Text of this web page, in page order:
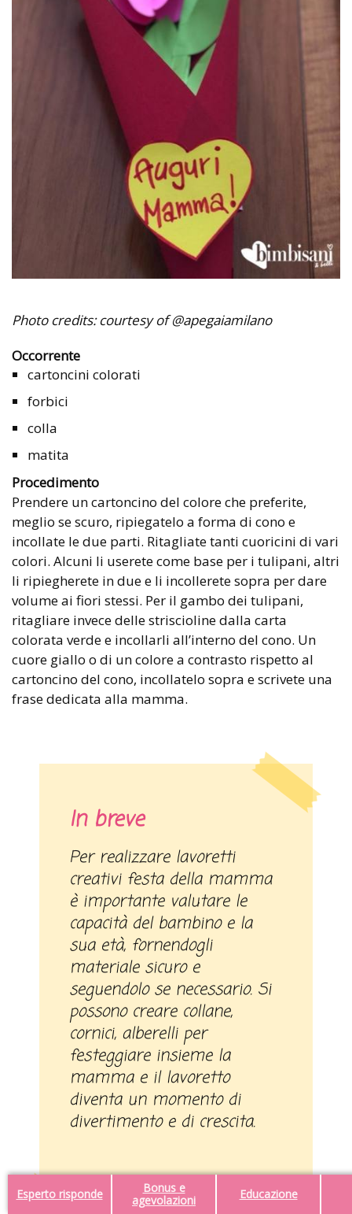
Esperto risponde
Bonus e
agevolazioni
Educazione
Photo credits: courtesy of @apegaiamilano
Occorrente
cartoncini colorati
forbici
colla
matita
Procedimento
Prendere un cartoncino del colore che preferite,
meglio se scuro, ripiegatelo a forma di cono e
incollate le due parti. Ritagliate tanti cuoricini di vari
colori. Alcuni li userete come base per i tulipani, altri
li ripiegherete in due e li incollerete sopra per dare
volume ai fiori stessi. Per il gambo dei tulipani,
ritagliare invece delle striscioline dalla carta
colorata verde e incollarli all’interno del cono. Un
cuore giallo o di un colore a contrasto rispetto al
cartoncino del cono, incollatelo sopra e scrivete una
frase dedicata alla mamma.
In breve
Per realizzare lavoretti
creativi festa della mamma
è importante valutare le
capacità del bambino e la
sua età, fornendogli
materiale sicuro e
seguendolo se necessario. Si
possono creare collane,
cornici, alberelli per
festeggiare insieme la
mamma e il lavoretto
diventa un momento di
divertimento e di crescita.